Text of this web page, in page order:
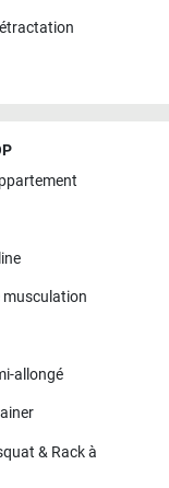
musculation
allongé
& Rack à